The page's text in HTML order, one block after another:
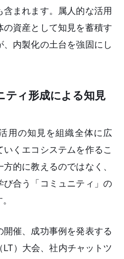
まれます。属人的な活用
の資産として知見を蓄積す
内製化の土台を強固にし
ティ形成による知見
用の知見を組織全体に広
くエコシステムを作るこ
的に教えるのではなく、
び合う「コミュニティ」の
催、成功事例を発表する
）大会、社内チャットツ